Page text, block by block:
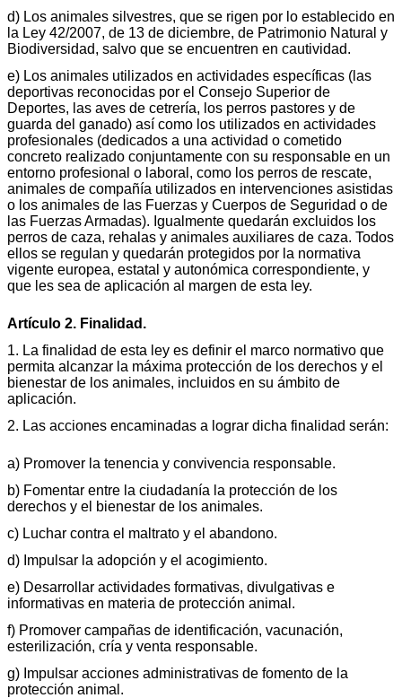
d) Los animales silvestres, que se rigen por lo establecido en
la Ley 42/2007, de 13 de diciembre, de Patrimonio Natural y
Biodiversidad, salvo que se encuentren en cautividad.
e) Los animales utilizados en actividades específicas (las
deportivas reconocidas por el Consejo Superior de
Deportes, las aves de cetrería, los perros pastores y de
guarda del ganado) así como los utilizados en actividades
profesionales (dedicados a una actividad o cometido
concreto realizado conjuntamente con su responsable en un
entorno profesional o laboral, como los perros de rescate,
animales de compañía utilizados en intervenciones asistidas
o los animales de las Fuerzas y Cuerpos de Seguridad o de
las Fuerzas Armadas). Igualmente quedarán excluidos los
perros de caza, rehalas y animales auxiliares de caza. Todos
ellos se regulan y quedarán protegidos por la normativa
vigente europea, estatal y autonómica correspondiente, y
que les sea de aplicación al margen de esta ley.
Artículo 2. Finalidad.
1. La finalidad de esta ley es definir el marco normativo que
permita alcanzar la máxima protección de los derechos y el
bienestar de los animales, incluidos en su ámbito de
aplicación.
2. Las acciones encaminadas a lograr dicha finalidad serán:
a) Promover la tenencia y convivencia responsable.
b) Fomentar entre la ciudadanía la protección de los
derechos y el bienestar de los animales.
c) Luchar contra el maltrato y el abandono.
d) Impulsar la adopción y el acogimiento.
e) Desarrollar actividades formativas, divulgativas e
informativas en materia de protección animal.
f) Promover campañas de identificación, vacunación,
esterilización, cría y venta responsable.
g) Impulsar acciones administrativas de fomento de la
protección animal.